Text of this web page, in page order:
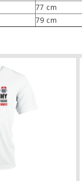
77 cm
79 cm